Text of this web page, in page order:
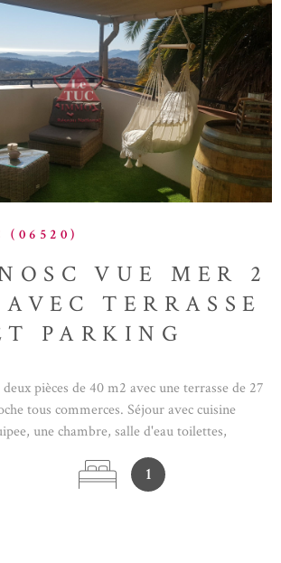
CCI du Puy de Dôme
(06520)
VUE MER 2
TERRASSE
PARKING
pièces de 40 m2 avec une terrasse de 27
tous commerces. Séjour avec cuisine
une chambre, salle d'eau toilettes,
vue mer. Parking privatif. Proche
vue panoramique ensoleillé.
3 FOIS LE MONTANT DU LOYER EN
GLI
1
VOIR LE BIEN